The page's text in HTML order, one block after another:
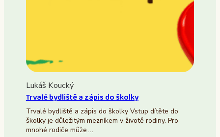
Lukáš Koucký
Trvalé bydliště a zápis do školky
Trvalé bydliště a zápis do školky Vstup dítěte do
školky je důležitým mezníkem v životě rodiny. Pro
mnohé rodiče může…